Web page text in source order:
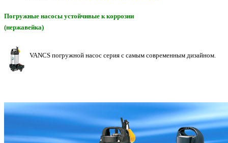
Погружные насосы устойчивые к коррозии
(нержавейка)
VANCS погружной насос серия с самым современным дизайном.